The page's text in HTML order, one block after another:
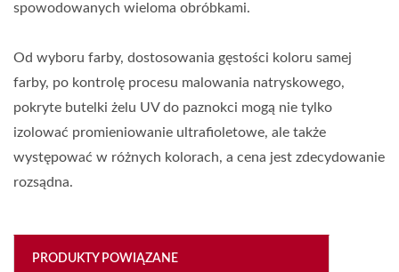
spowodowanych wieloma obróbkami.
Od wyboru farby, dostosowania gęstości koloru samej
farby, po kontrolę procesu malowania natryskowego,
pokryte butelki żelu UV do paznokci mogą nie tylko
izolować promieniowanie ultrafioletowe, ale także
występować w różnych kolorach, a cena jest zdecydowanie
rozsądna.
PRODUKTY POWIĄZANE